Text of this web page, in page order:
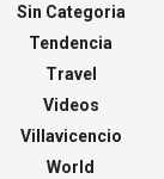
Sin Categoria
Tendencia
Travel
Videos
Villavicencio
World